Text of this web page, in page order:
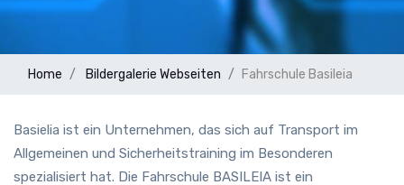
Home Bildergalerie Webseiten Fahrschule Basileia
Basielia ist ein Unternehmen, das sich auf Transport im
Allgemeinen und Sicherheitstraining im Besonderen
spezialisiert hat. Die Fahrschule BASILEIA ist ein